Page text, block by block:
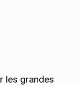
les grandes